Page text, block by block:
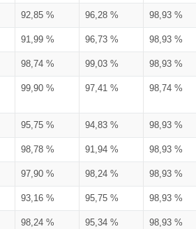
92,85 % 96,28 % 98,93 %
91,99 % 96,73 % 98,93 %
98,74 % 99,03 % 98,93 %
99,90 % 97,41 % 98,74 %
95,75 % 94,83 % 98,93 %
98,78 % 91,94 % 98,93 %
97,90 % 98,24 % 98,93 %
93,16 % 95,75 % 98,93 %
98,24 % 95,34 % 98,93 %